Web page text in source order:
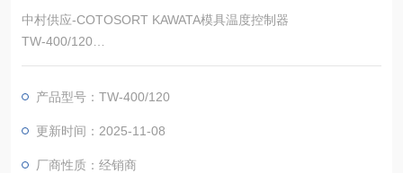
中村供应-COTOSORT KAWATA模具温度控制器
TW-400/120
高压、大流量、高精度、高功能
产品型号：TW-400/120
更新时间：2025-11-08
厂商性质：经销商